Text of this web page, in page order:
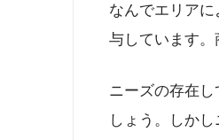
なんでエリア
与しています。
ニーズの存在
しょう。しか